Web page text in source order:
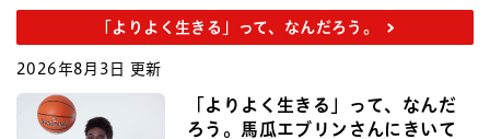
「よりよく生きる」って、なんだろう。
2026年8月3日 更新
「よりよく生きる」って、なんだ
ろう。馬瓜エブリンさんにきいて